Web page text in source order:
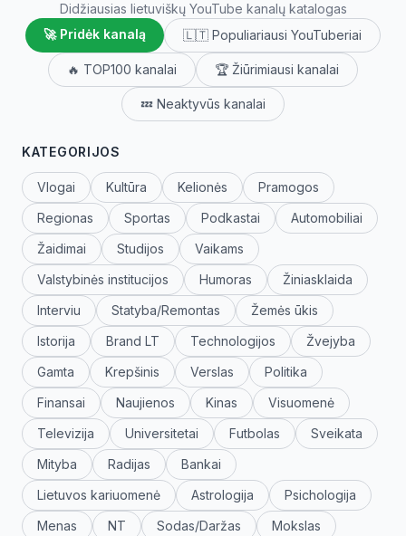
Didžiausias lietuviškų YouTube kanalų katalogas
🚀 Pridėk kanalą
🇱🇹 Populiariausi YouTuberiai
🔥 TOP100 kanalai 🏆 Žiūrimiausi kanalai
💤 Neaktyvūs kanalai
KATEGORIJOS
Vlogai Kultūra Kelionės
Pramogos
Regionas
Sportas Podkastai
Automobiliai
Žaidimai
Studijos
Vaikams
Valstybinės institucijos
Humoras
Žiniasklaida
Interviu
Statyba/Remontas
Žemės ūkis
Istorija
Brand LT Technologijos
Žvejyba
Gamta
Krepšinis Verslas
Politika
Finansai
Naujienos Kinas
Visuomenė
Televizija
Universitetai Futbolas
Sveikata
Mityba
Radijas
Bankai
Lietuvos kariuomenė
Astrologija
Psichologija
Menas
NT Sodas/Daržas
Mokslas